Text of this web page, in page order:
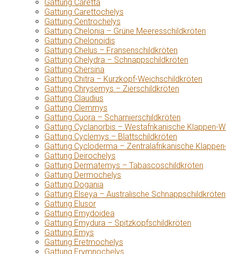
Gattung Caretta
Gattung Carettochelys
Gattung Centrochelys
Gattung Chelonia – Grüne Meeresschildkröten
Gattung Chelonoidis
Gattung Chelus – Fransenschildkröten
Gattung Chelydra – Schnappschildkröten
Gattung Chersina
Gattung Chitra – Kurzkopf-Weichschildkröten
Gattung Chrysemys – Zierschildkröten
Gattung Claudius
Gattung Clemmys
Gattung Cuora – Scharnierschildkröten
Gattung Cyclanorbis – Westafrikanische Klappen-
Gattung Cyclemys – Blattschildkröten
Gattung Cycloderma – Zentralafrikanische
Gattung Deirochelys
Gattung Dermatemys – Tabascoschildkröten
Gattung Dermochelys
Gattung Dogania
Gattung Elseya – Australische Schnappschildkröten
Gattung Elusor
Gattung Emydoidea
Gattung Emydura – Spitzkopfschildkröten
Gattung Emys
Gattung Eretmochelys
Gattung Erymnochelys